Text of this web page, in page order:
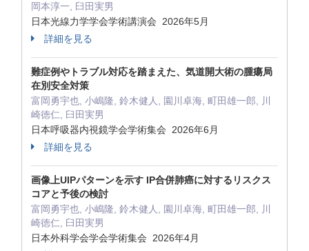
岡本淳一, 臼田実男
日本光線力学学会学術講演会 2026年5月
詳細を見る
難症例やトラブル対応を踏まえた、気道開大術の腫瘍局
在別安全対策
富岡勇宇也, 小嶋隆, 鈴木健人, 園川卓海, 町田雄一郎, 川
崎徳仁, 臼田実男
日本呼吸器内視鏡学会学術集会 2026年6月
詳細を見る
画像上UIPパターンを示す IP合併肺癌に対するリスクス
コアと予後の検討
富岡勇宇也, 小嶋隆, 鈴木健人, 園川卓海, 町田雄一郎, 川
崎徳仁, 臼田実男
日本外科学会学会学術集会 2026年4月